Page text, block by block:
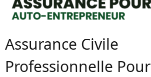
Assurance Civile
Professionnelle Pour